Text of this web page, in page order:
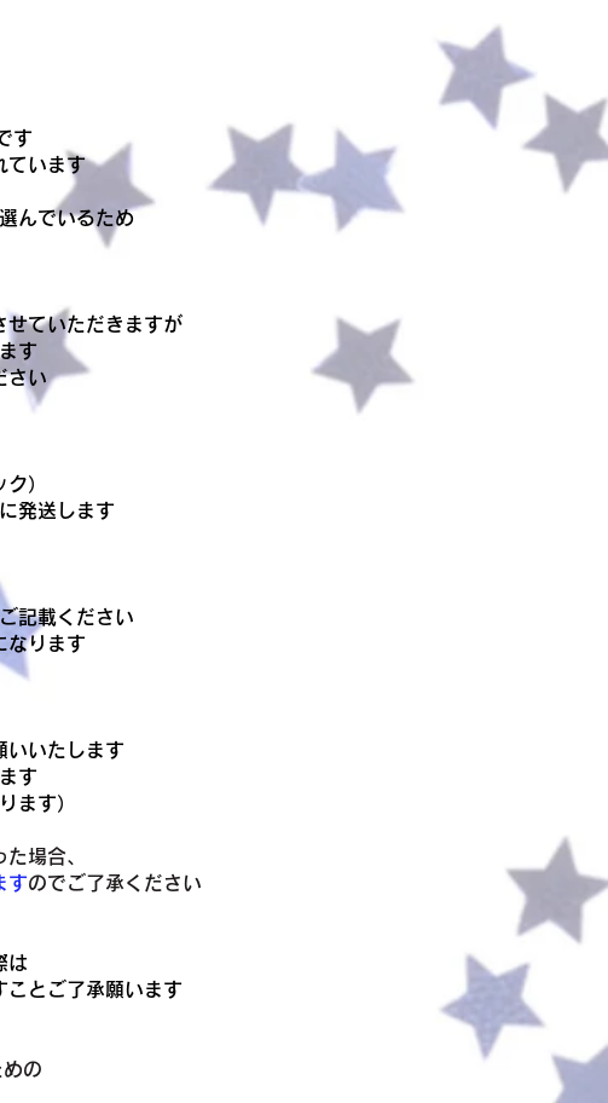
す
ています
んでいるため
せていただきますが
す
さい
）
発送します
記載ください
なります
いいたします
す
ます）
場合、
すのでご了承ください
は
ことご了承願います
の